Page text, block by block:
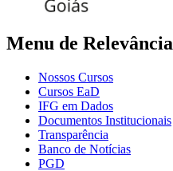
Menu de Relevância
Nossos Cursos
Cursos EaD
IFG em Dados
Documentos Institucionais
Transparência
Banco de Notícias
PGD